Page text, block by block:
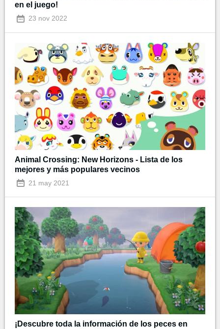
en el juego!
23 nov 2022
Animal Crossing: New Horizons - Lista de los
mejores y más populares vecinos
21 may 2021
¡Descubre toda la información de los peces en